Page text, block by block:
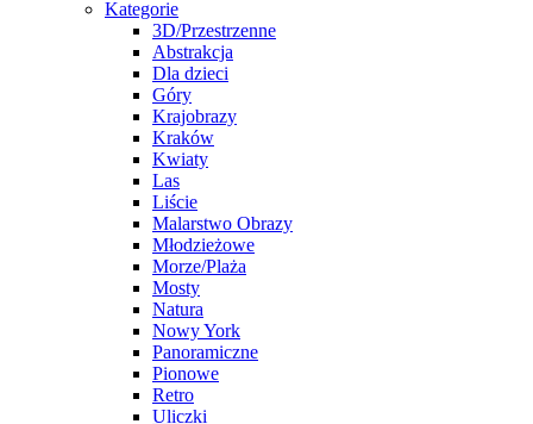
Kategorie
3D/Przestrzenne
Abstrakcja
Dla dzieci
Góry
Krajobrazy
Kraków
Kwiaty
Las
Liście
Malarstwo Obrazy
Młodzieżowe
Morze/Plaża
Mosty
Natura
Nowy York
Panoramiczne
Pionowe
Retro
Uliczki